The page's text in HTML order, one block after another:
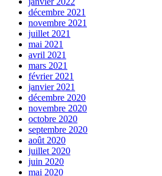
décembre 2021
novembre 2021
juillet 2021
mai 2021
avril 2021
mars 2021
février 2021
janvier 2021
décembre 2020
novembre 2020
octobre 2020
septembre 2020
août 2020
juillet 2020
juin 2020
mai 2020